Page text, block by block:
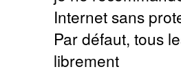
Internet sans
Par défaut, tous
librement